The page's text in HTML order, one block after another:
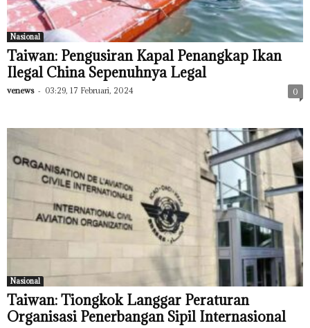
Nasional
Taiwan: Pengusiran Kapal Penangkap Ikan
Ilegal China Sepenuhnya Legal
venews - 03:29, 17 Februari, 2024 0
Nasional
Taiwan: Tiongkok Langgar Peraturan
Organisasi Penerbangan Sipil Internasional